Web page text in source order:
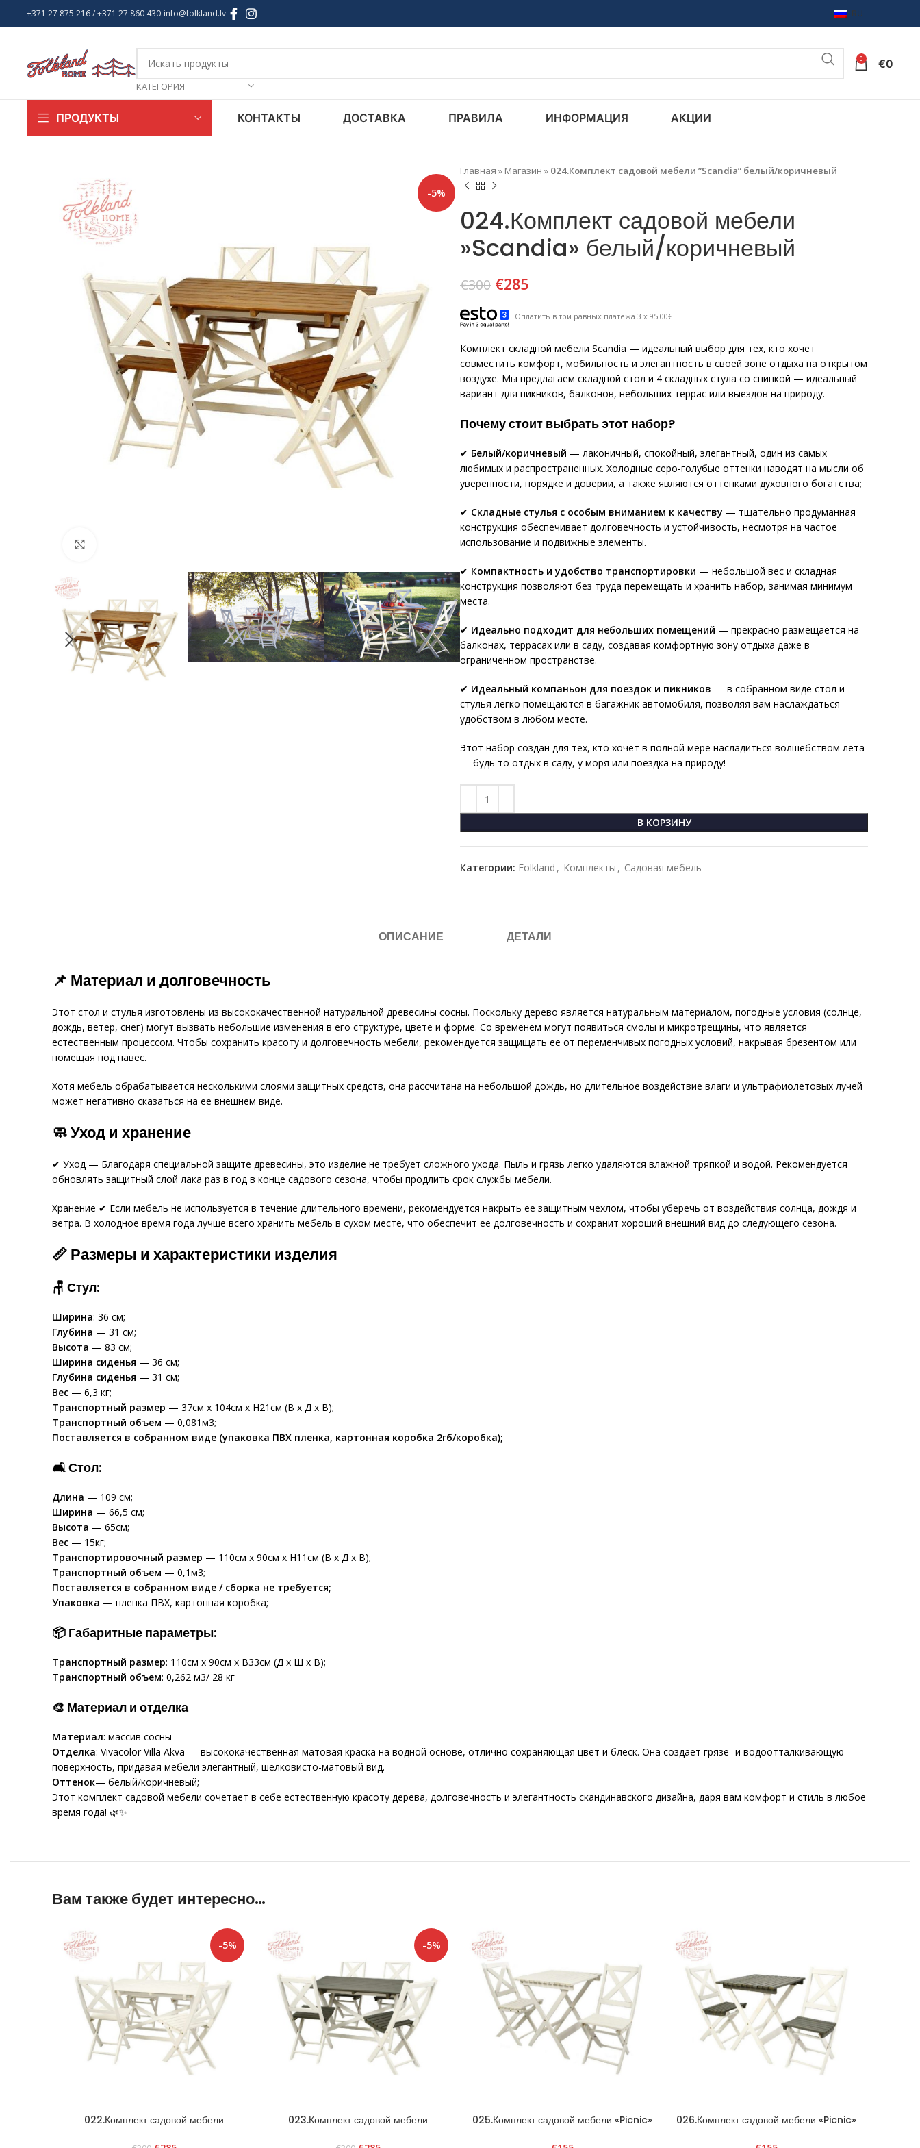
+371 27 875 216/ +371 27 860 430 info@folkland.lv RU
КАТЕГОРИЯ
0 €0
ПРОДУКТЫ КОНТАКТЫ ДОСТАВКА ПРАВИЛА ИНФОРМАЦИЯ АКЦИИ
-5%
Главная » Магазин » 024.Комплект садовой мебели ”Scandia” белый/коричневый
024.Комплект садовой мебели
»Scandia» белый/коричневый
€300 €285
Оплатить в три равных платежа 3 x 95.00€
Комплект складной мебели Scandia — идеальный выбор для тех, кто хочет
совместить комфорт, мобильность и элегантность в своей зоне отдыха на открытом
воздухе. Мы предлагаем складной стол и 4 складных стула со спинкой — идеальный
вариант для пикников, балконов, небольших террас или выездов на природу.
Почему стоит выбрать этот набор?
✔ Белый/коричневый — лаконичный, спокойный, элегантный, один из самых
любимых и распространенных. Холодные серо-голубые оттенки наводят на мысли об
уверенности, порядке и доверии, а также являются оттенками духовного богатства;
✔ Складные стулья с особым вниманием к качеству — тщательно продуманная
конструкция обеспечивает долговечность и устойчивость, несмотря на частое
использование и подвижные элементы.
✔ Компактность и удобство транспортировки — небольшой вес и складная
конструкция позволяют без труда перемещать и хранить набор, занимая минимум
места.
✔ Идеально подходит для небольших помещений — прекрасно размещается на
балконах, террасах или в саду, создавая комфортную зону отдыха даже в
ограниченном пространстве.
✔ Идеальный компаньон для поездок и пикников — в собранном виде стол и
стулья легко помещаются в багажник автомобиля, позволяя вам наслаждаться
удобством в любом месте.
Этот набор создан для тех, кто хочет в полной мере насладиться волшебством лета
— будь то отдых в саду, у моря или поездка на природу!
В КОРЗИНУ
Категории: Folkland , Комплекты , Садовая мебель
ОПИСАНИЕ ДЕТАЛИ
📌 Материал и долговечность
Этот стол и стулья изготовлены из высококачественной натуральной древесины сосны. Поскольку дерево является натуральным материалом, погодные условия (солнце,
дождь, ветер, снег) могут вызвать небольшие изменения в его структуре, цвете и форме. Со временем могут появиться смолы и микротрещины, что является
естественным процессом. Чтобы сохранить красоту и долговечность мебели, рекомендуется защищать ее от переменчивых погодных условий, накрывая брезентом или
помещая под навес.
Хотя мебель обрабатывается несколькими слоями защитных средств, она рассчитана на небольшой дождь, но длительное воздействие влаги и ультрафиолетовых лучей
может негативно сказаться на ее внешнем виде.
🧼 Уход и хранение
✔ Уход — Благодаря специальной защите древесины, это изделие не требует сложного ухода. Пыль и грязь легко удаляются влажной тряпкой и водой. Рекомендуется
обновлять защитный слой лака раз в год в конце садового сезона, чтобы продлить срок службы мебели.
Хранение ✔ Если мебель не используется в течение длительного времени, рекомендуется накрыть ее защитным чехлом, чтобы уберечь от воздействия солнца, дождя и
ветра. В холодное время года лучше всего хранить мебель в сухом месте, что обеспечит ее долговечность и сохранит хороший внешний вид до следующего сезона.
📏 Размеры и характеристики изделия
🪑 Стул:
Ширина: 36 см;
Глубина — 31 см;
Высота — 83 см;
Ширина сиденья — 36 см;
Глубина сиденья — 31 см;
Вес — 6,3 кг;
Транспортный размер — 37см x 104см x H21см (В x Д x В);
Транспортный объем — 0,081м3;
Поставляется в собранном виде (упаковка ПВХ пленка, картонная коробка 2гб/коробка);
🛋 Стол:
Длина — 109 см;
Ширина — 66,5 см;
Высота — 65см;
Вес — 15кг;
Транспортировочный размер — 110см x 90см x H11см (В x Д x В);
Транспортный объем — 0,1м3;
Поставляется в собранном виде / сборка не требуется;
Упаковка — пленка ПВХ, картонная коробка;
📦 Габаритные параметры:
Транспортный размер: 110см х 90см х В33см (Д х Ш х В);
Транспортный объем: 0,262 м3/ 28 кг
🎨 Материал и отделка
Материал: массив сосны
Отделка: Vivacolor Villa Akva — высококачественная матовая краска на водной основе, отлично сохраняющая цвет и блеск. Она создает грязе- и водоотталкивающую
поверхность, придавая мебели элегантный, шелковисто-матовый вид.
Оттенок— белый/коричневый;
Этот комплект садовой мебели сочетает в себе естественную красоту дерева, долговечность и элегантность скандинавского дизайна, даря вам комфорт и стиль в любое
время года! 🌿✨
Вам также будет интересно…
-5%
022.Комплект садовой мебели
-5%
023.Комплект садовой мебели
025.Комплект садовой мебели «Picnic»
026.Комплект садовой мебели «Picnic»